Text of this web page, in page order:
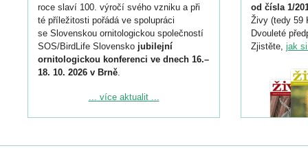
roce slaví 100. výročí svého vzniku a při
té příležitosti pořádá ve spolupráci
se Slovenskou ornitologickou společností
SOS/BirdLife Slovensko jubilejní
ornitologickou konferenci ve dnech 16.–
18. 10. 2026 v Brně.
Podrobnější informace ke konferenci
Registrovat se můžete do 6. září.
... více aktualit ...
od čísla 1/
Živy (tedy 59
Dvouleté
Zjistěte, jak